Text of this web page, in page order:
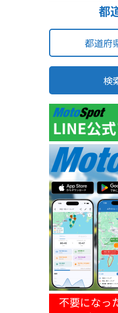
都
都道府
検
不要になっ